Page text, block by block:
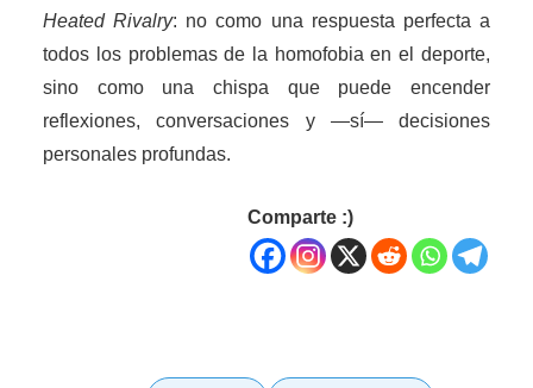
Heated Rivalry: no como una respuesta perfecta a
todos los problemas de la homofobia en el deporte,
sino como una chispa que puede encender
reflexiones, conversaciones y —sí— decisiones
personales profundas.
Comparte :)